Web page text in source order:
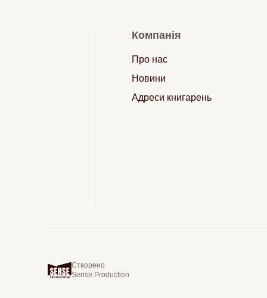
Компанія
Про нас
Новини
Адреси книгарень
Створено
Sense Production